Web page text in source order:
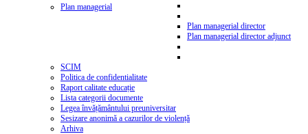
Plan managerial
Plan managerial director
Plan managerial director adjunct
SCIM
Politica de confidentialitate
Raport calitate educație
Lista categorii documente
Legea învățământului preuniversitar
Sesizare anonimă a cazurilor de violență
Arhiva